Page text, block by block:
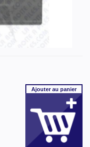
Ajouterau panier